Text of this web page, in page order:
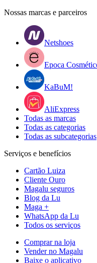
Nossas marcas e parceiros
Netshoes
Epoca
KaBuM!
AliExpress
Todas as marcas
Todas as categorias
Todas as subcategorias
Serviços e benefícios
Cartão Luiza
Cliente Ouro
Magalu seguros
Blog da Lu
Maga +
WhatsApp da Lu
Todos os serviços
Comprar na loja
Vender no Magalu
Baixe o aplicativo